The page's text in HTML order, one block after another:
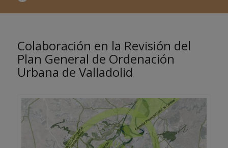
Colaboración en la Revisión del
Plan General de Ordenación
Urbana de Valladolid